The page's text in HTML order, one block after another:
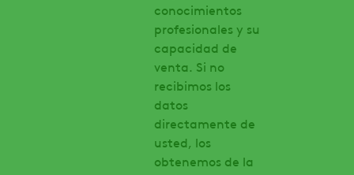
conocimientos
profesionales y su
capacidad de
venta. Si no
recibimos los
datos
directamente de
usted, los
obtenemos de la